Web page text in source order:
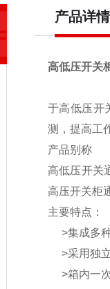
产品详情
高低压开关
于高低压开
测，提高工
产品别称
高低压开关
高压开关柜
主要特点：
>集成多种
>采用独立
>箱内一次